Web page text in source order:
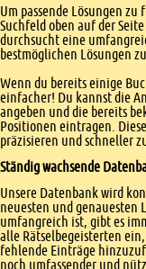
Um passende Lösungen
Suchfeld oben auf der
durchsucht eine
bestmöglichen Lösungen
Wenn du bereits einige
einfacher! Du kannst die
angeben und die bereits
Positionen eintragen.
präzisieren und schneller
Ständig wachsende
Unsere Datenbank wird
neuesten und genauesten
umfangreich ist, gibt es
alle Rätselbegeisterten
fehlende Einträge
noch umfassender und